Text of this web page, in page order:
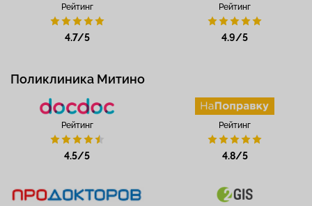
Рейтинг
4.7/5
Рейтинг
4.9/5
Поликлиника Митино
Рейтинг
4.5/5
Рейтинг
4.8/5